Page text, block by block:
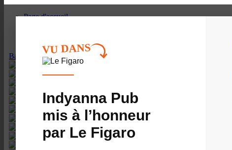
VU DANS
Indyanna Pub
mis à l’honneur
par Le Figaro
Page d'accueil
Bagagerie / Sac de sport